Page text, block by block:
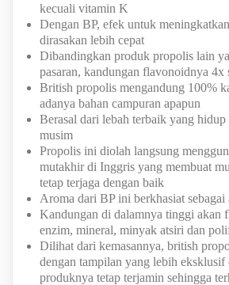
kecuali vitamin K
Dengan BP, efek untuk
dirasakan lebih cepat
Dibandingkan produk propolis lain
pasaran, kandungan flavonoidnya
British propolis mengandung 100%
adanya bahan campuran apapun
Berasal dari lebah terbaik yang
musim
Propolis ini diolah langsung
mutakhir di Inggris yang membuat
tetap terjaga dengan baik
Aroma dari BP ini berkhasiat sebagai
Kandungan di dalamnya tinggi akan
enzim, mineral, minyak atsiri dan
Dilihat dari kemasannya, british
dengan tampilan yang lebih eksklusif
produknya tetap terjamin sehingga